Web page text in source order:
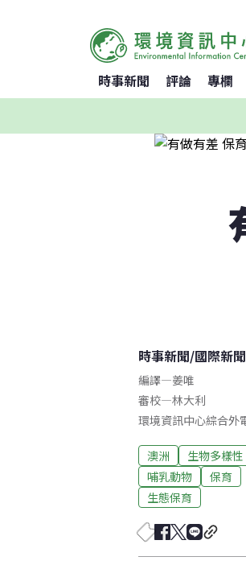
時事新聞 評論 專欄
時事新聞/國際新聞
編譯—姜唯
審校—林大利
環境資訊中心綜合外
澳洲
生物多樣性
哺乳動物
保育
生態保育